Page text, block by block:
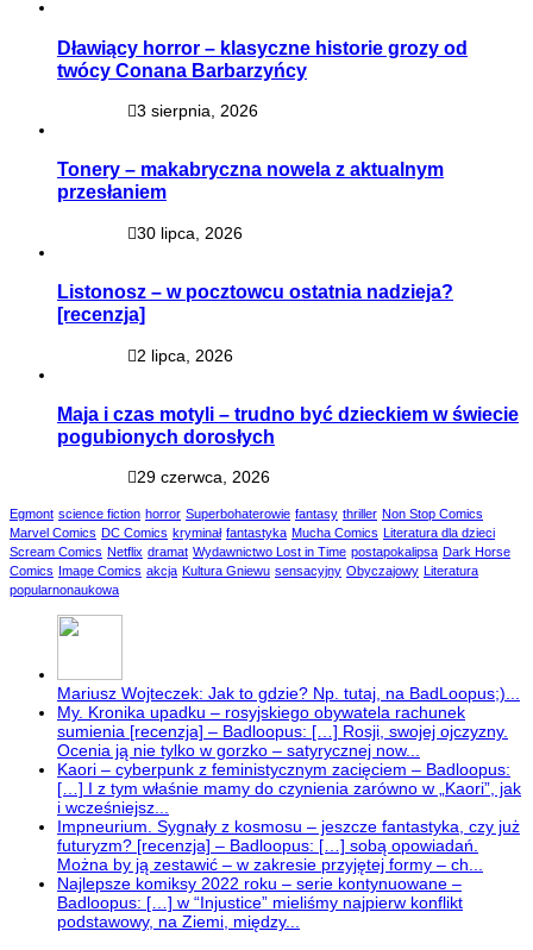
Dławiący horror – klasyczne historie grozy od
twócy Conana Barbarzyńcy
3 sierpnia, 2026
Tonery – makabryczna nowela z aktualnym
przesłaniem
30 lipca, 2026
Listonosz – w pocztowcu ostatnia nadzieja?
[recenzja]
2 lipca, 2026
Maja i czas motyli – trudno być dzieckiem w świecie
pogubionych dorosłych
29 czerwca, 2026
Egmont science fiction horror Superbohaterowie fantasy thriller Non Stop Comics
Marvel Comics DC Comics kryminał fantastyka Mucha Comics
Literatura dla dzieci
Scream Comics Netflix dramat Wydawnictwo Lost in Time postapokalipsa Dark Horse
Comics
Image Comics akcja Kultura Gniewu sensacyjny Obyczajowy
Literatura
popularnonaukowa
Mariusz Wojteczek: Jak to gdzie? Np. tutaj, na BadLoopus;)...
My. Kronika upadku – rosyjskiego obywatela rachunek
sumienia [recenzja] – Badloopus: […] Rosji, swojej ojczyzny.
Ocenia ją nie tylko w gorzko – satyrycznej now...
Kaori – cyberpunk z feministycznym zacięciem – Badloopus:
[…] I z tym właśnie mamy do czynienia zarówno w „Kaori”, jak
i wcześniejsz...
Impneurium. Sygnały z kosmosu – jeszcze fantastyka, czy już
futuryzm? [recenzja] – Badloopus: […] sobą opowiadań.
Można by ją zestawić – w zakresie przyjętej formy – ch...
Najlepsze komiksy 2022 roku – serie kontynuowane –
Badloopus: […] w “Injustice” mieliśmy najpierw konflikt
podstawowy, na Ziemi, między...